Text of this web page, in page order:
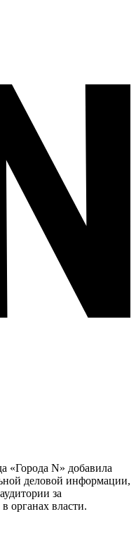
«Города N» добавила
деловой информации,
за
органах власти.